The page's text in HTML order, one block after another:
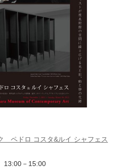
ペドロ コスタ&ルイ シャフェス
－15:00